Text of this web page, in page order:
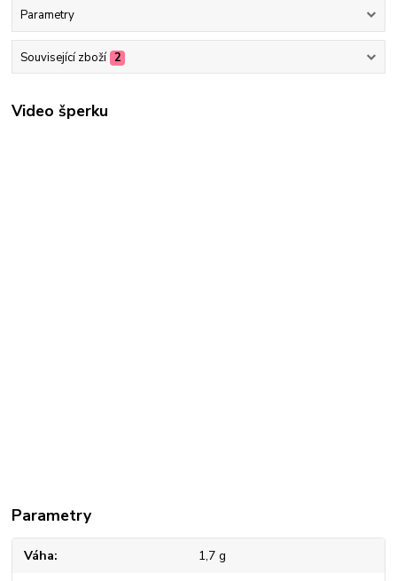
Parametry
Související zboží 2
Video šperku
Parametry
Váha 1,7 g